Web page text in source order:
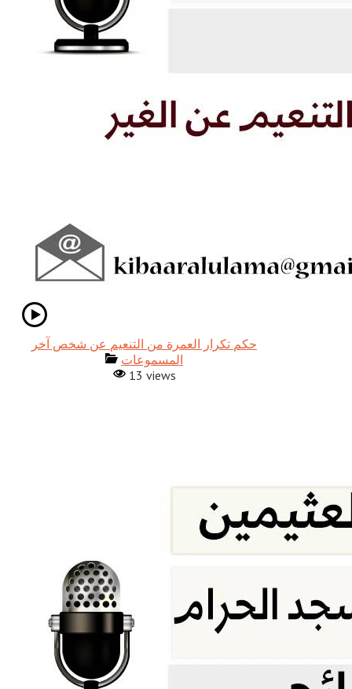
حكم تكرار العمرة من التنعيم عن شخص آخر
المسموعات
13 views